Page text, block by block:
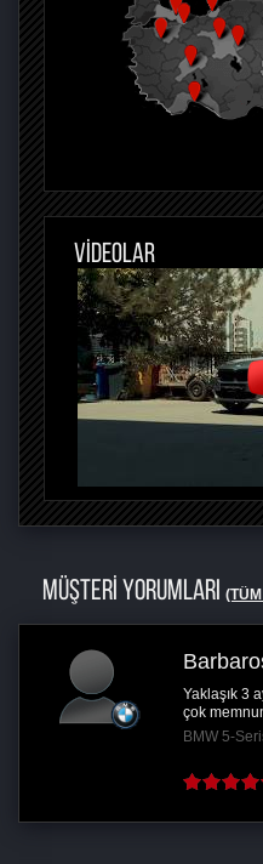
VİDEOLAR
MÜŞTERİ YORUMLARI
Yaklaşık 3
çok
BMW 5-